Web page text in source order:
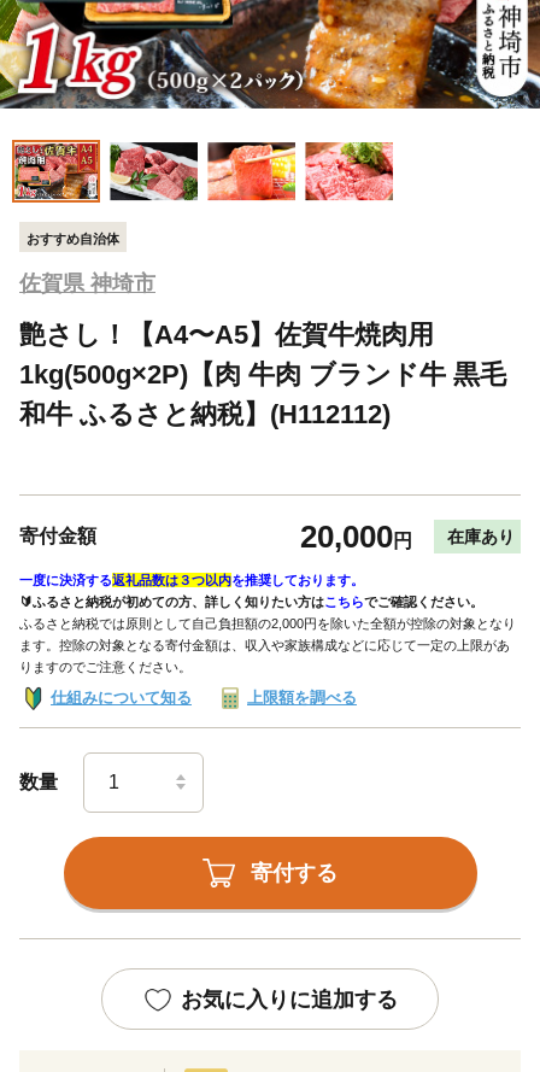
おすすめ自治体
佐賀県 神埼市
艶さし！【A4〜A5】佐賀牛焼肉用
1kg(500g×2P)【肉 牛肉 ブランド牛 黒毛
和牛 ふるさと納税】(H112112)
寄付金額 20,000円 在庫あり
一度に決済する返礼品数は３つ以内を推奨しております。
🔰ふるさと納税が初めての方、詳しく知りたい方はこちらでご確認ください。
ふるさと納税では原則として自己負担額の2,000円を除いた全額が控除の対象となり
ます。控除の対象となる寄付金額は、収入や家族構成などに応じて一定の上限があ
りますのでご注意ください。
仕組みについて知る 上限額を調べる
数量
寄付する
お気に入りに追加する